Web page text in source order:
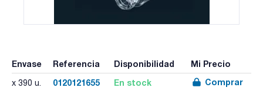
Envase Referencia Disponibilidad Mi Precio
x 390 u. 0120121655 En stock Comprar